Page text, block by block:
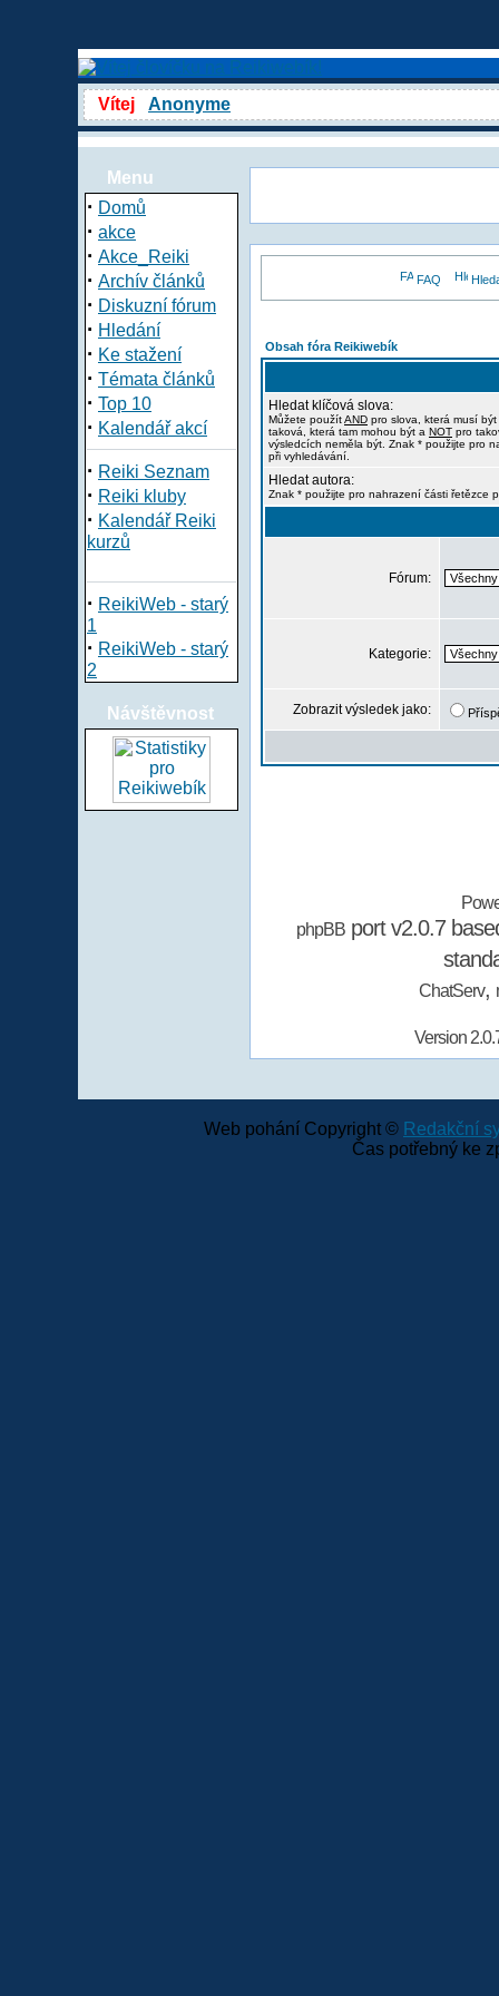
Vítej Anonyme
Menu
· Domů
· akce
· Akce_Reiki
· Archív článků
· Diskuzní fórum
· Hledání
· Ke stažení
· Témata článků
· Top 10
· Kalendář akcí
· Reiki Seznam
· Reiki kluby
· Kalendář Reiki
kurzů
· ReikiWeb - starý
1
· ReikiWeb - starý
2
Návštěvnost
FAQ
Obsah fóra Reikiwebík
Hledat klíčová slova:
Můžete použítAND pro slova, která musí
taková, která tam mohou být a NOT pro
výsledcích neměla být. Znak * použijte pro
při vyhledávání.
Hledat autora:
Znak * použijte pro nahrazení části řetězce
Fórum:
Kategorie:
Zobrazit výsledek jako:
phpBBport v2.0.7
ChatServ,
Version
Web pohání Copyright © Redakční
Čas potřebný ke